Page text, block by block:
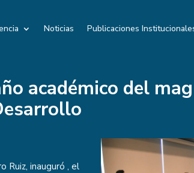
Noticias Publicaciones
académico del
Ruiz, inauguró , el